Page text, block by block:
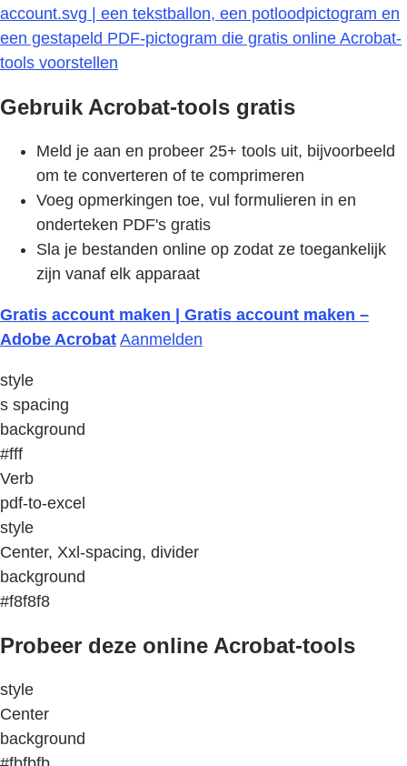
account.svg | een tekstballon, een potloodpictogram en
een gestapeld PDF-pictogram die gratis online Acrobat-
tools voorstellen
Gebruik Acrobat-tools gratis
Meld je aan en probeer 25+ tools uit, bijvoorbeeld
om te converteren of te comprimeren
Voeg opmerkingen toe, vul formulieren in en
onderteken PDF's gratis
Sla je bestanden online op zodat ze toegankelijk
zijn vanaf elk apparaat
Gratis account maken | Gratis account maken –
Adobe Acrobat Aanmelden
style
s spacing
background
#fff
Verb
pdf-to-excel
style
Center, Xxl-spacing, divider
background
#f8f8f8
Probeer deze online Acrobat-tools
style
Center
background